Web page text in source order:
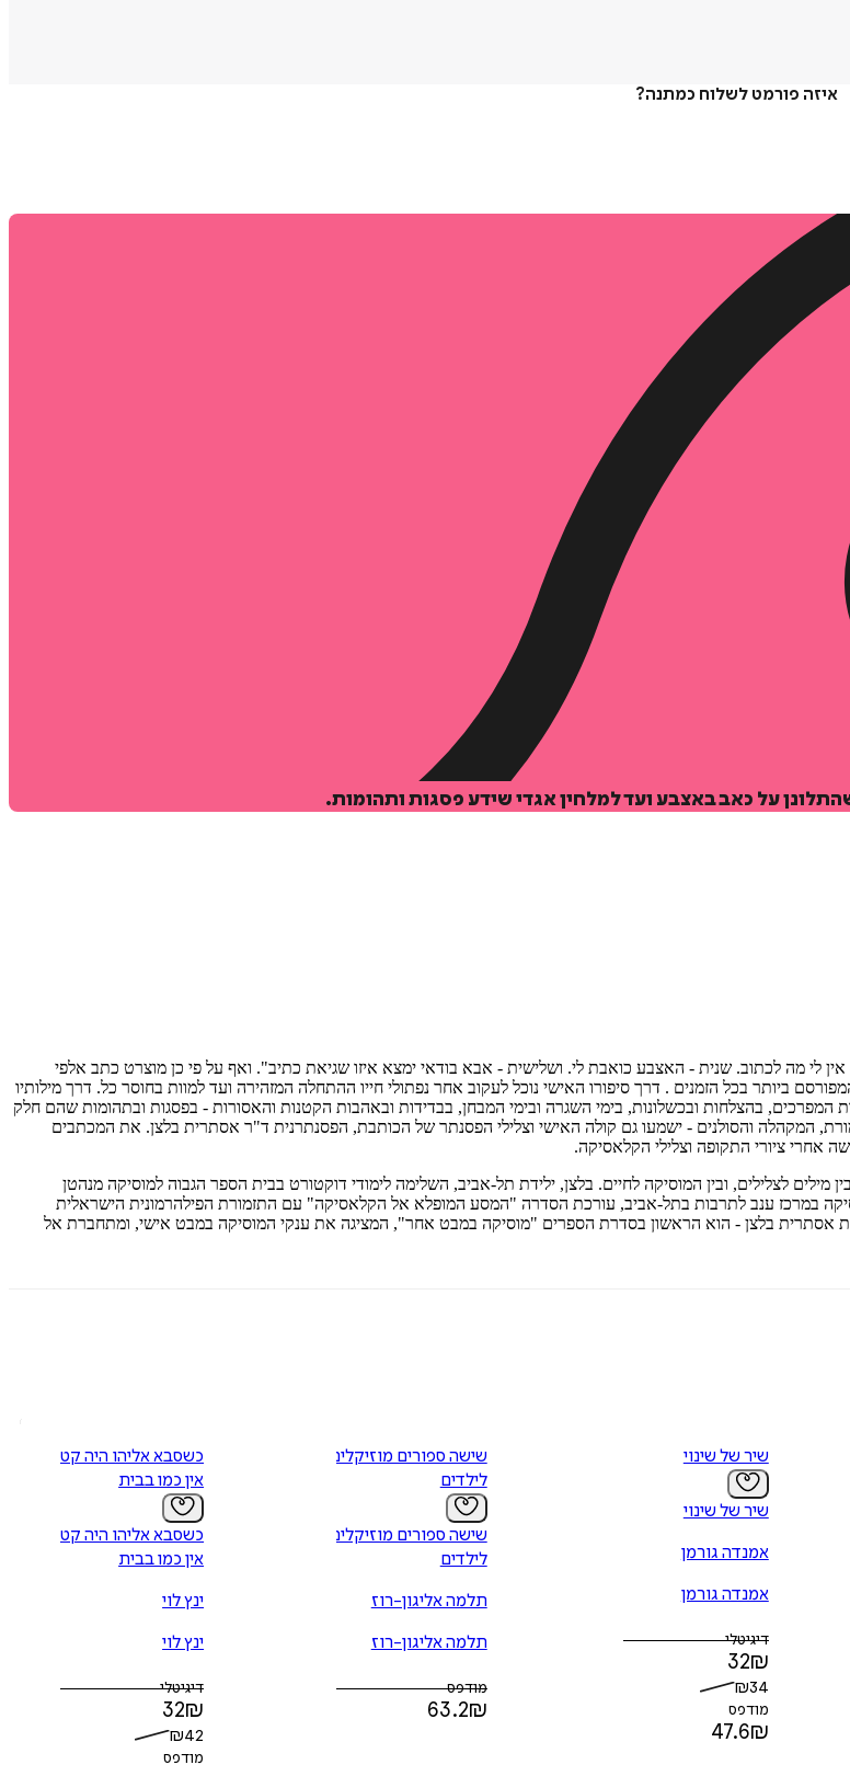
איזה פורמט לשלוח כמתנה?
על כאב באצבע ועד למלחין אגדי שידע פסגות ותהומות.
לכתוב משלוש סיבות: קודם כל - אין לי מה לכתוב. שנית - האצבע כואבת לי. ושלישית - אבא בודאי ימצא איזו שגיאת כתיב". ואף על פי כן מוצרט כתב אלפי
ביותר בכל הזמנים . דרך סיפורו האישי נוכל לעקוב אחר נפתולי חייו ההתחלה המזהירה ועד למוות בחוסר כל. דרך מילותיו
בהצלחות ובכשלונות, בימי השגרה ובימי המבחן, בבדידות ובאהבות הקטנות והאסורות - בפסגות ובתהומות שהם חלק
המקהלה והסולנים - ישמעו גם קולה האישי וצלילי הפסנתר של הכותבת, הפסנתרנית ד"ר אסתרית בלצן. את המכתבים
אחרי ציורי התקופה וצלילי הקלאסיקה.
לצלילים, ובין המוסיקה לחיים. בלצן, ילידת תל-אביב, השלימה לימודי דוקטורט בבית הספר הגבוה למוסיקה מנהטן
במרכז ענב לתרבות בתל-אביב, עורכת הסדרה "המסע המופלא אל הקלאסיקה" עם התזמורת הפילהרמונית הישראלית
אסתרית בלצן - הוא הראשון בסדרת הספרים "מוסיקה במבט אחר", המציגה את ענקי המוסיקה במבט אישי, ומתחברת אל
שיר של שינוי
שיר של שינוי
אמנדה גורמן
אמנדה גורמן
דיגיטלי
32₪
₪34
מודפס
47.6₪
שישה ספורים מוזיקלים
לילדים
שישה ספורים מוזיקלים
לילדים
תלמה אליגון-רוז
תלמה אליגון-רוז
מודפס
63.2₪
אין כמו בבית
אין כמו בבית
ינץ לוי
ינץ לוי
דיגיטלי
32₪
₪42
מודפס